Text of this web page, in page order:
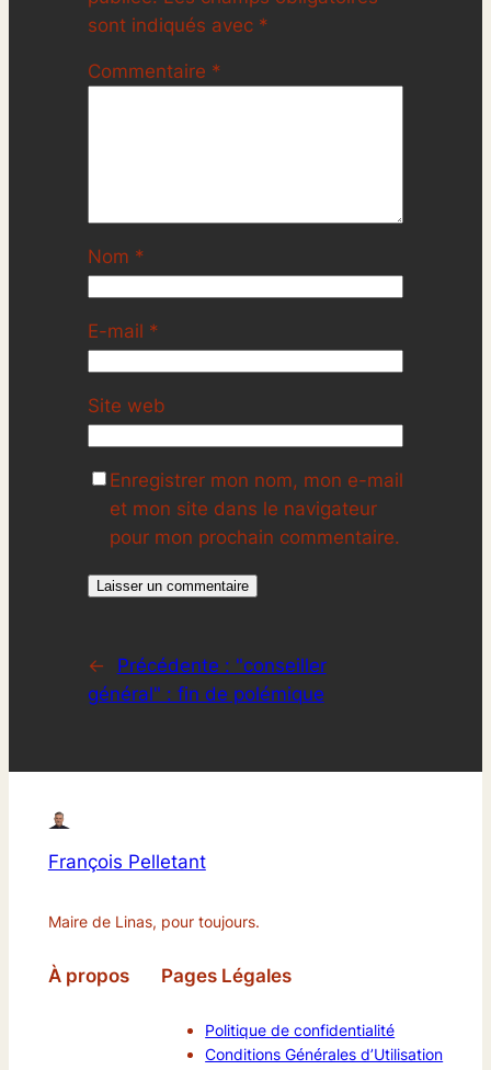
sont indiqués avec *
Commentaire *
Nom *
E-mail *
Site web
Enregistrer mon nom, mon e-mail
et mon site dans le navigateur
pour mon prochain commentaire.
← Précédente : "conseiller
général" : fin de polémique
François Pelletant
Maire de Linas, pour toujours.
À propos Pages Légales
Politique de confidentialité
Conditions Générales d’Utilisation